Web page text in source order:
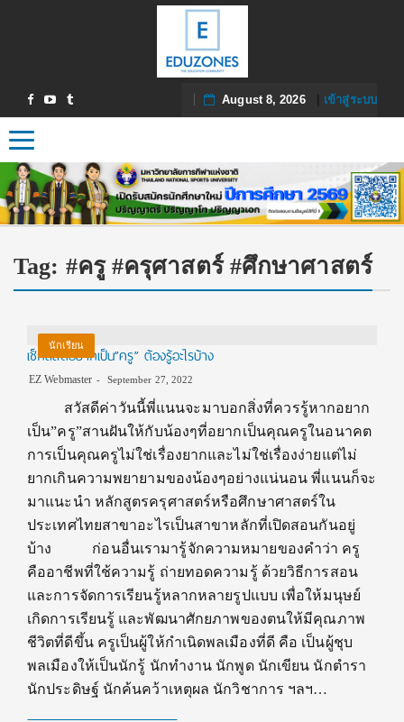
August 8, 2026| เข้าสู่ระบบ
Toggle navigation
Tag: #ครู #ครุศาสตร์ #ศึกษาศาสตร์
นักเรียน
เช็กลิสต์อยากเป็น”ครู” ต้องรู้อะไรบ้าง
EZ Webmaster September 27, 2022
สวัสดีค่าวันนี้พี่แนนจะมาบอกสิ่งที่ควรรู้หากอยาก
เป็น”ครู”สานฝันให้กับน้องๆที่อยากเป็นคุณครูในอนาคต
การเป็นคุณครูไม่ใช่เรื่องยากและไม่ใช่เรื่องง่ายแต่ไม่
ยากเกินความพยายามของน้องๆอย่างแน่นอน พี่แนนก็จะ
มาแนะนำ หลักสูตรครุศาสตร์หรือศึกษาศาสตร์ใน
ประเทศไทยสาขาอะไรเป็นสาขาหลักที่เปิดสอนกันอยู่
บ้าง ก่อนอื่นเรามารู้จักความหมายของคำว่า ครู
คืออาชีพที่ใช้ความรู้ ถ่ายทอดความรู้ ด้วยวิธีการสอน
และการจัดการเรียนรู้หลากหลายรูปแบบ เพื่อให้มนุษย์
เกิดการเรียนรู้ และพัฒนาศักยภาพของตนให้มีคุณภาพ
ชีวิตที่ดีขึ้น ครูเป็นผู้ให้กำเนิดพลเมืองที่ดี คือ เป็นผู้ชุบ
พลเมืองให้เป็นนักรู้ นักทำงาน นักพูด นักเขียน นักตำรา
นักประดิษฐ์ นักค้นคว้าเหตุผล นักวิชาการ ฯลฯ…